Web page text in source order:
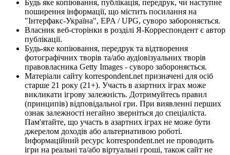
Будь яке копіювання, публікація, передрук, чи наступне
поширення інформації, що містить посилання на
"Інтерфакс-Україна", EPA / UPG, суворо забороняється.
Власник веб-сторінки в розділі Я-Корреспондент є автор
публікації.
Будь-яке копіювання, передрук та відтворення
фотографічних творів та/або аудіовізуальних творів
правовласника Getty Images - суворо забороняється.
Матеріали сайту korrespondent.net призначені для осіб
старше 21 року (21+). Участь в азартних іграх може
викликати ігрову залежність. Дотримуйтесь правил
(принципів) відповідальної гри. При виявленні перших
ознак залежності негайно зверніться до спеціаліста.
Пам'ятайте, що участь в азартних іграх не може бути
джерелом доходів або альтернативою роботі.
Інформаційний ресурс korrespondent.net не проводить
ігри на реальні та/або віртуальні гроші, також сайт не